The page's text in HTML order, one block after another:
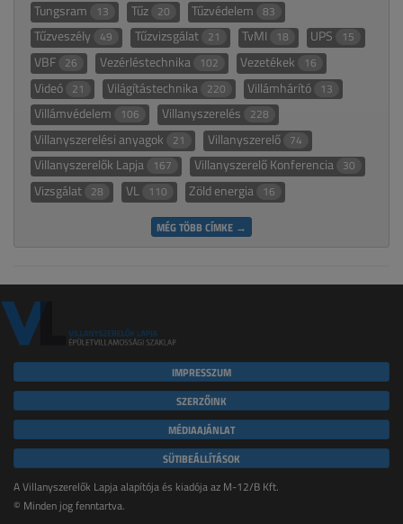
Tungsram 13 Tűz 20 Tűzvédelem 83
Tűzveszély 49 Tűzvizsgálat 21 TvMI 18 UPS 15
VBF 26 Vezérléstechnika 102 Vezetékek 16
Videó 21 Világítástechnika 220 Villámhárító 13
Villámvédelem 106 Villanyszerelés 228
Villanyszerelési anyagok 21 Villanyszerelő 74
Villanyszerelők Lapja 167 Villanyszerelő Konferencia 30
Vizsgálat 28 VL 110 Zöld energia 16
MÉG TÖBB CÍMKE →
IMPRESSZUM
SZERZŐINK
MÉDIAAJÁNLAT
SÜTIBEÁLLÍTÁSOK
A Villanyszerelők Lapja alapítója és kiadója az M-12/B Kft.
© Minden jog fenntartva.